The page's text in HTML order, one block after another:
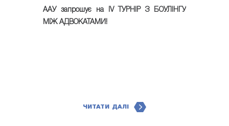
ААУ запрошує на ІV ТУРНІР З БОУЛІНГУ
МІЖ АДВОКАТАМИ!
ЧИТАТИ ДАЛІ